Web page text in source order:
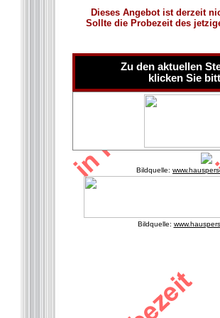
Dieses Angebot ist derzeit
Sollte die Probezeit des
Zu den aktuellen
klicken Sie
Bildquelle:
Bildquelle: